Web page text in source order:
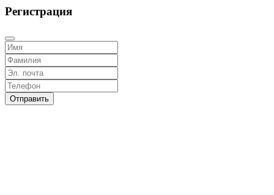
Регистрация
Отправить